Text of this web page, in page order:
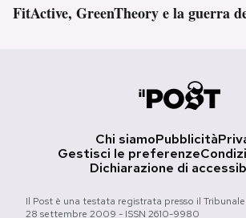
FitActive, GreenTheory e la guerra
Chi siamoPubblicità
Gestisci le preferenze
Dichiarazione di
Il Post è una testata registrata presso il
28 settembre 2009 - ISSN 2610-9980